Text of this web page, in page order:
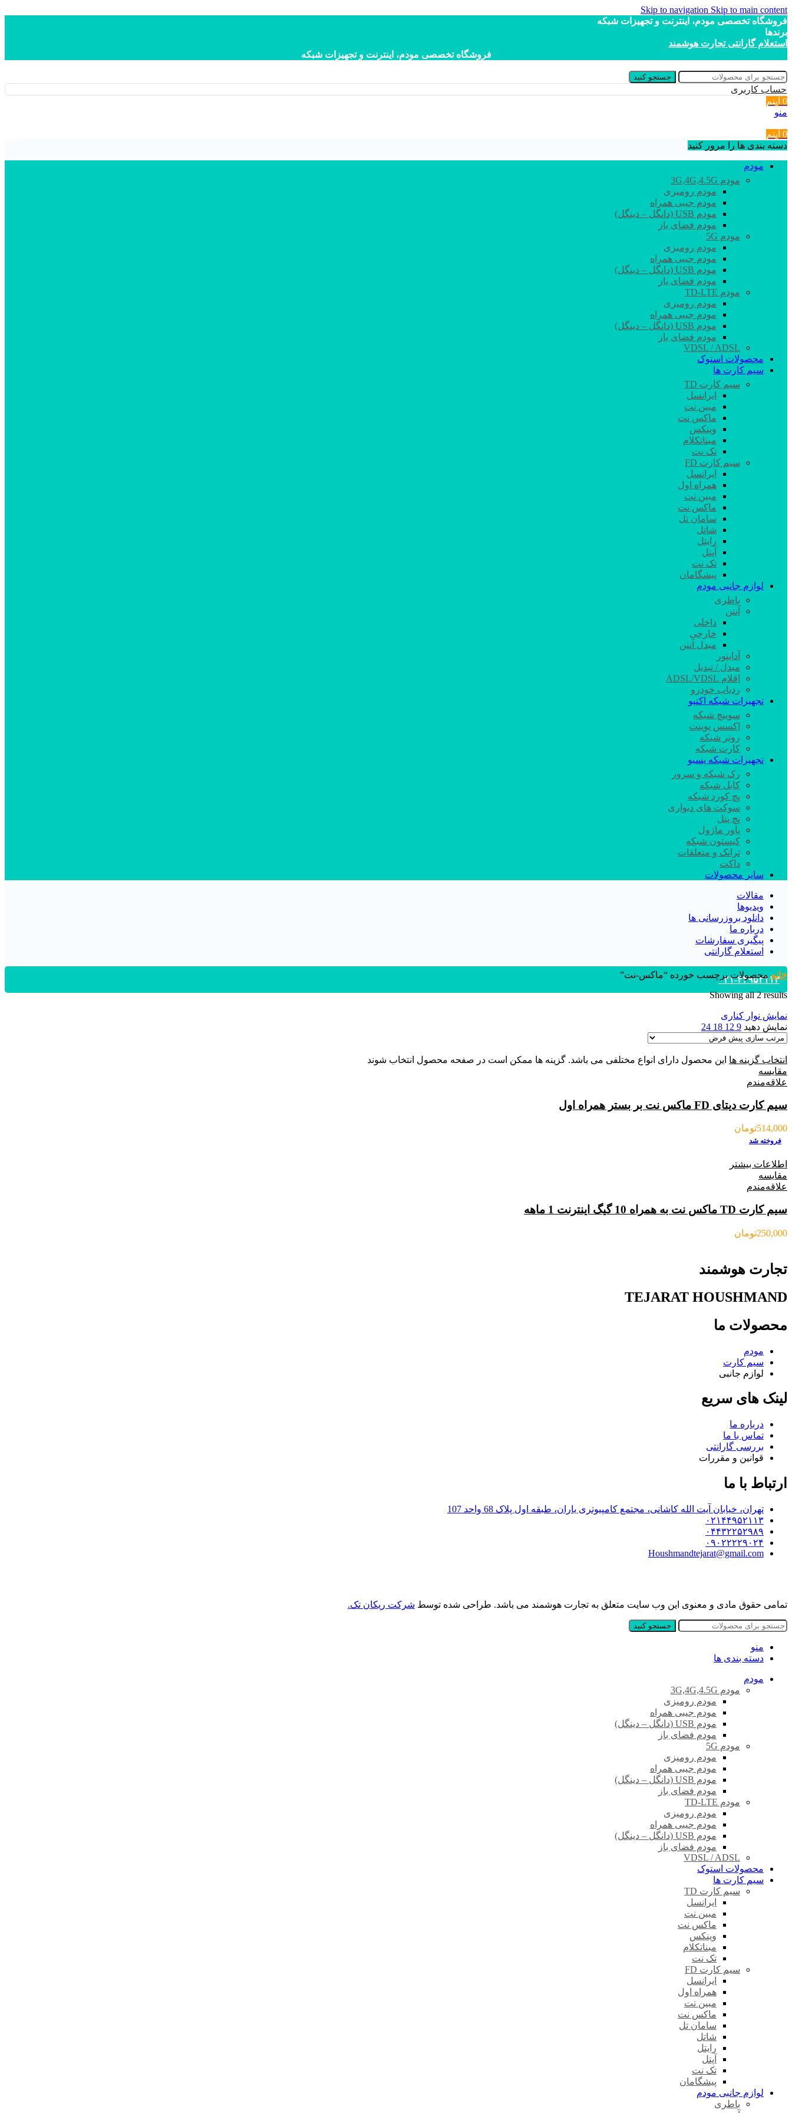
Skip to navigation Skip to main content
فروشگاه تخصصی مودم، اینترنت و تجهیزات شبکه
برندها
استعلام گارانتی تجارت هوشمند
فروشگاه تخصصی مودم، اینترنت و تجهیزات شبکه
جستجو کنید
حساب کاربری
0 آیتم
منو
0 آیتم
دسته بندی ها را مرور کنید
مودم
مودم 3G,4G,4.5G
مودم رومیزی
مودم جیبی همراه
مودم USB (دانگل – دینگل)
مودم فضای باز
مودم 5G
مودم رومیزی
مودم جیبی همراه
مودم USB (دانگل – دینگل)
مودم فضای باز
مودم TD-LTE
مودم رومیزی
مودم جیبی همراه
مودم USB (دانگل – دینگل)
مودم فضای باز
VDSL / ADSL
محصولات استوک
سیم کارت ها
سیم کارت TD
ایرانسل
مبین نت
ماکس نت
وینکس
مبناتکلام
تک نت
سیم کارت FD
ایرانسل
همراه اول
مبین نت
ماکس نت
سامان تل
شاتل
رایتل
آپتل
تک نت
پیشگامان
لوازم جانبی مودم
باطری
آنتن
داخلی
خارجی
مبدل آنتن
آداپتور
مبدل / تبدیل
اقلام ADSL/VDSL
ردیاب خودرو
تجهیزات شبکه اکتیو
سوییچ شبکه
اکسس پوینت
روتر شبکه
کارت شبکه
تجهیزات شبکه پسیو
رک شبکه و سرور
کابل شبکه
پچ کورد شبکه
سوکت های دیواری
پچ پنل
پاور ماژول
کیستون شبکه
ترانک و متعلقات
داکت
سایر محصولات
مقالات
ویدیوها
دانلود بروزرسانی ها
درباره ما
پیگیری سفارشات
استعلام گارانتی
۰۲۱-۴۴۹۵۲۱۱۳خانه محصولات برچسب خورده “ماکس-نت”
Showing all 2 results
نمایش نوار کناری
نمایش دهید 9
12
18
24
انتخاب گزینه ها این محصول دارای انواع مختلفی می باشد. گزینه ها ممکن است در صفحه محصول انتخاب شوند
مقایسه
علاقه‌مندم
سیم کارت دیتای FD ماکس نت بر بستر همراه اول
514,000تومان
فروخته شد
اطلاعات بیشتر
مقایسه
علاقه‌مندم
سیم کارت TD ماکس نت به همراه 10 گیگ اینترنت 1 ماهه
250,000تومان
تجارت هوشمند
TEJARAT HOUSHMAND
محصولات ما
مودم
سیم کارت
لوازم جانبی
لینک های سریع
درباره ما
تماس با ما
بررسی گارانتی
قوانین و مقررات
ارتباط با ما
تهران، خیابان آیت الله کاشانی، مجتمع کامپیوتری یاران، طبقه اول پلاک 68 واحد 107
۰۲۱۴۴۹۵۲۱۱۳
۰۴۴۳۲۲۵۲۹۸۹
۰۹۰۲۲۲۲۹۰۲۴
Houshmandtejarat@gmail.com
تمامی حقوق مادی و معنوی این وب سایت متعلق به تجارت هوشمند می باشد. طراحی شده توسط شرکت ریکان تک.
جستجو کنید
منو
دسته بندی ها
مودم
مودم 3G,4G,4.5G
مودم رومیزی
مودم جیبی همراه
مودم USB (دانگل – دینگل)
مودم فضای باز
مودم 5G
مودم رومیزی
مودم جیبی همراه
مودم USB (دانگل – دینگل)
مودم فضای باز
مودم TD-LTE
مودم رومیزی
مودم جیبی همراه
مودم USB (دانگل – دینگل)
مودم فضای باز
VDSL / ADSL
محصولات استوک
سیم کارت ها
سیم کارت TD
ایرانسل
مبین نت
ماکس نت
وینکس
مبناتکلام
تک نت
سیم کارت FD
ایرانسل
همراه اول
مبین نت
ماکس نت
سامان تل
شاتل
رایتل
آپتل
تک نت
پیشگامان
لوازم جانبی مودم
باطری